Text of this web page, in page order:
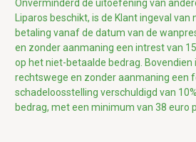
Onverminderd de uitoefening van
Liparos beschikt, is de Klant ingeval
betaling vanaf de datum van de
en zonder aanmaning een intrest van
op het niet-betaalde bedrag. Bovendien
rechtswege en zonder aanmaning een
schadeloosstelling verschuldigd van
bedrag, met een minimum van 38 euro